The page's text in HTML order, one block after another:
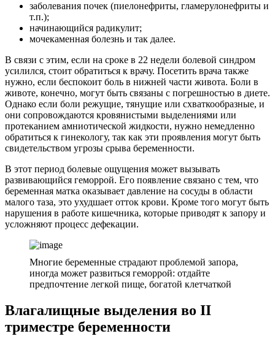
заболевания почек (пиелонефриты, гламерулонефриты и
т.п.);
начинающийся радикулит;
мочекаменная болезнь и так далее.
В связи с этим, если на сроке в 22 недели болевой синдром
усилился, стоит обратиться к врачу. Посетить врача также
нужно, если беспокоит боль в нижней части живота. Боли в
животе, конечно, могут быть связаны с погрешностью в диете.
Однако если боли режущие, тянущие или схваткообразные, и
они сопровождаются кровянистыми выделениями или
протеканием амниотической жидкости, нужно немедленно
обратиться к гинекологу, так как эти проявления могут быть
свидетельством угрозы срыва беременности.
В этот период болевые ощущения может вызывать
развивающийся геморрой. Его появление связано с тем, что
беременная матка оказывает давление на сосуды в области
малого таза, это ухудшает отток крови. Кроме того могут быть
нарушения в работе кишечника, которые приводят к запору и
усложняют процесс дефекации.
Многие беременные страдают проблемой запора,
иногда может развиться геморрой: отдайте
предпочтение легкой пище, богатой клетчаткой
Влагалищные выделения во II
триместре беременности